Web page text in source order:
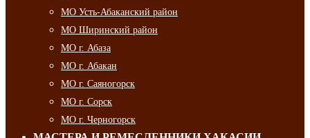
МО Усть-Абаканский район
МО Ширинский район
МО г. Абаза
МО г. Абакан
МО г. Саяногорск
МО г. Сорск
МО г. Черногорск